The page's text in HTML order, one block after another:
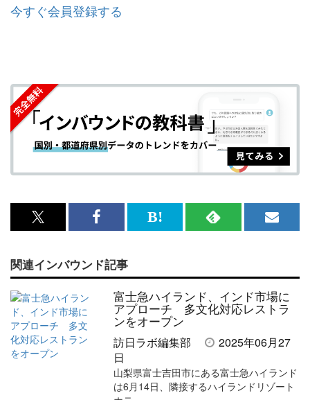
今すぐ会員登録する
x<br>
記
事
を
シ
ェ
Facebook<br>
記
は
ブ
ッ
ク
ー
RSS
事
を
購
す
メ
ガ
登
録
る
関連インバウンド記事
富士急ハイランド、インド市場に
アプローチ 多文化対応レストラ
ンをオープン
訪日ラボ編集部
2025年06月27
日
山梨県富士吉田市にある富士急ハイランド
は6月14日、隣接するハイランドリゾート